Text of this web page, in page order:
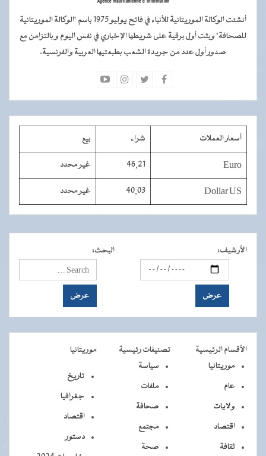
أنشئت الوكالة الموريتانية للأنباء في فاتح يوليو 1975 باسم "الوكالة الموريتانية
للصحافة" وبثت أول برقية على شريطها الإخباري في نفس اليوم و بالتزامن مع
صدور أول عدد من جريدة الشعب بطبعتيها العربية والفرنسية.
أسعار العملات شراء بيع
Euro
46,21 غير محدد
Dollar US
40,03 غير محدد
الأرشيف: البحث:
الأقسام الرئيسية تصنيفات رئيسية
موريتانيا
موريتانيا
عام
ولايات
اقتصاد
ثقافة
سياسة
ملفات
صحافة
مجتمع
صحة
تاريخ
جغرافيا
اقتصاد
دستور